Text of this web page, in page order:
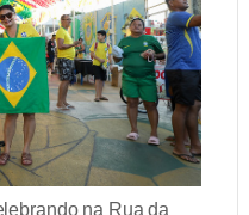
na Rua da